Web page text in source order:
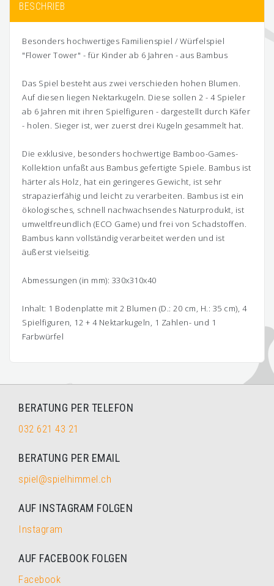
BESCHRIEB
Besonders hochwertiges Familienspiel / Würfelspiel
"Flower Tower" - für Kinder ab 6 Jahren - aus Bambus
Das Spiel besteht aus zwei verschieden hohen Blumen.
Auf diesen liegen Nektarkugeln. Diese sollen 2 - 4 Spieler
ab 6 Jahren mit ihren Spielfiguren - dargestellt durch Käfer
- holen. Sieger ist, wer zuerst drei Kugeln gesammelt hat.
Die exklusive, besonders hochwertige Bamboo-Games-
Kollektion unfaßt aus Bambus gefertigte Spiele. Bambus ist
härter als Holz, hat ein geringeres Gewicht, ist sehr
strapazierfähig und leicht zu verarbeiten. Bambus ist ein
ökologisches, schnell nachwachsendes Naturprodukt, ist
umweltfreundlich (ECO Game) und frei von Schadstoffen.
Bambus kann vollständig verarbeitet werden und ist
äußerst vielseitig.
Abmessungen (in mm): 330x310x40
Inhalt: 1 Bodenplatte mit 2 Blumen (D.: 20 cm, H.: 35 cm), 4
Spielfiguren, 12 + 4 Nektarkugeln, 1 Zahlen- und 1
Farbwürfel
BERATUNG PER TELEFON
032 621 43 21
BERATUNG PER EMAIL
spiel@spielhimmel.ch
AUF INSTAGRAM FOLGEN
Instagram
AUF FACEBOOK FOLGEN
Facebook